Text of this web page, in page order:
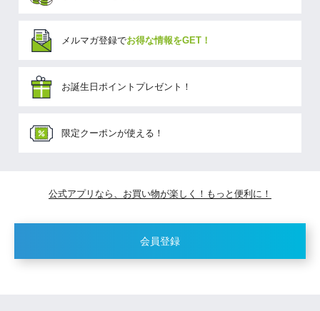
メルマガ登録でお得な情報をGET！
お誕生日ポイントプレゼント！
限定クーポンが使える！
公式アプリなら、お買い物が楽しく！もっと便利に！
会員登録